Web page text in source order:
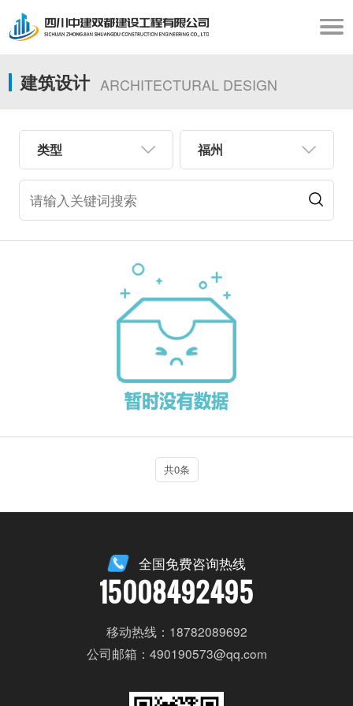
建筑设计 ARCHITECTURAL DESIGN
类型 福州
共0条
全国免费咨询热线
15008492495
移动热线：18782089692
公司邮箱：490190573@qq.com